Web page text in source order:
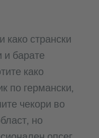
како странски
и барате
како
по германски,
чекори во
но